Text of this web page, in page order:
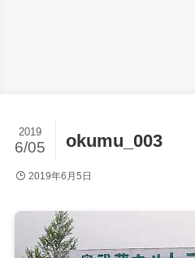
okumu_003
2019
6/05
2019年6月5日